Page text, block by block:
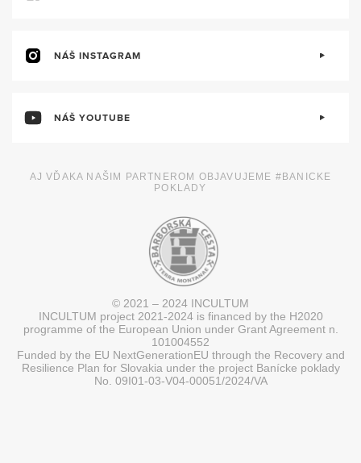
NÁŠ INSTAGRAM
NÁŠ YOUTUBE
AJ VĎAKA NAŠIM PARTNEROM OBJAVUJEME #BANICKE
POKLADY
© 2021 – 2024 INCULTUM
INCULTUM project 2021-2024 is financed by the H2020
programme of the European Union under Grant Agreement n.
101004552
Funded by the EU NextGenerationEU through the Recovery and
Resilience Plan for Slovakia under the project Banícke poklady
No. 09I01-03-V04-00051/2024/VA